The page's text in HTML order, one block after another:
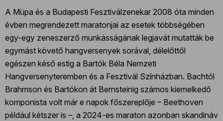
A Müpa és a Budapesti Fesztiválzenekar 2008 óta minden
évben megrendezett maratonjai az esetek többségében
egy-egy zeneszerző munkásságának legjavát mutatták be
egymást követő hangversenyek sorával, délelőttől
egészen késő estig a Bartók Béla Nemzeti
Hangversenyteremben és a Fesztivál Színházban. Bachtól
Brahmson és Bartókon át Bernsteinig számos kiemelkedő
komponista volt már e napok főszereplője – Beethoven
például kétszer is –, a 2024-es maraton azonban skandináv